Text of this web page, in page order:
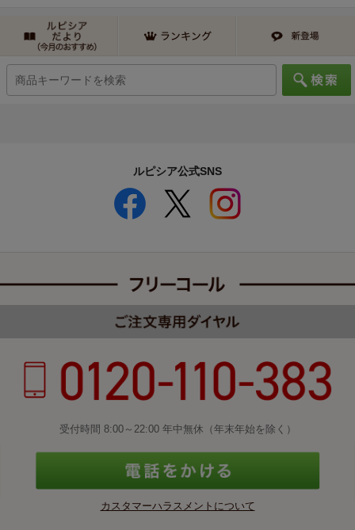
ルピシア公式SNS
受付時間 8:00～22:00 年中無休（年末年始を除く）
カスタマーハラスメントについて